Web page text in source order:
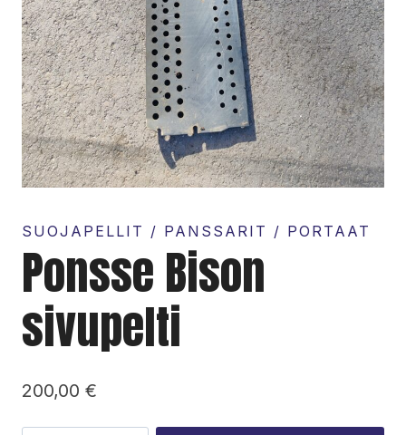
SUOJAPELLIT / PANSSARIT / PORTAAT
Ponsse Bison
sivupelti
200,00 €